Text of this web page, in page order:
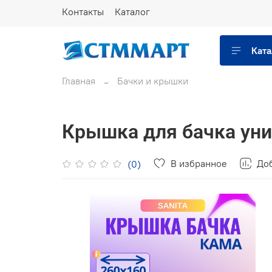
Контакты Каталог
Главная Бачки и крышки
Крышка для бачка
(0) В избранное